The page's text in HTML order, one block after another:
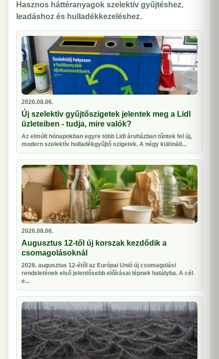
Hasznos háttéranyagok szelektív gyűjtéshez,
leadáshoz és hulladékkezeléshez.
2026.08.06.
Új szelektív gyűjtőszigetek jelentek meg a Lidl
üzleteiben - tudja, mire valók?
Az elmúlt hónapokban egyre több Lidl áruházban tűntek fel új,
modern szelektív hulladékgyűjtő szigetek. A négy különáll...
2026.08.06.
Augusztus 12-től új korszak kezdődik a
csomagolásoknál
2026. augusztus 12-étől az Európai Unió új csomagolási
rendeletének első jelentősebb előírásai lépnek hatályba. A cél
e...